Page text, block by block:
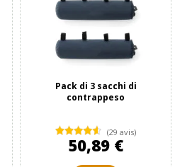
Pack di 3 sacchi di
contrappeso
(29 avis)
50,89 €